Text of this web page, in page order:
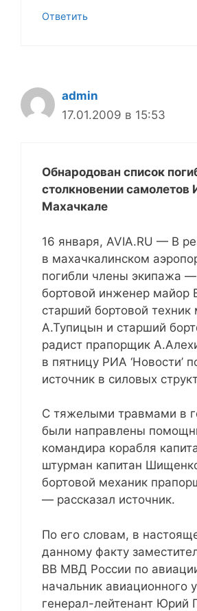
Ответить
admin
17.01.2009 в 15:53
Обнародован список
столкновении самолетов
Махачкале
16 января, AVIA.RU — В
в махачкалинском
погибли члены экипажа
бортовой инженер майор
старший бортовой техник
А.Тупицын и старший
радист прапорщик
в пятницу РИА ‘Новости’
источник в силовых
С тяжелыми травмами в
были направлены
командира корабля
штурман капитан
бортовой механик
— рассказал источник.
По его словам, в
данному факту
ВВ МВД России по
начальник авиационного
генерал-лейтенант Юрий